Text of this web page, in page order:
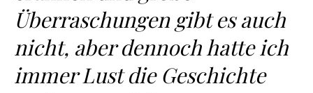
Überraschungen gibt es auch
nicht, aber dennoch hatte ich
immer Lust die Geschichte